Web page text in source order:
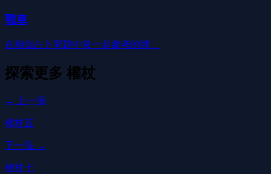
戰車
在相似占卜問題中常一起參考的牌。
探索更多 權杖
← 上一張
權杖五
下一張 →
權杖七